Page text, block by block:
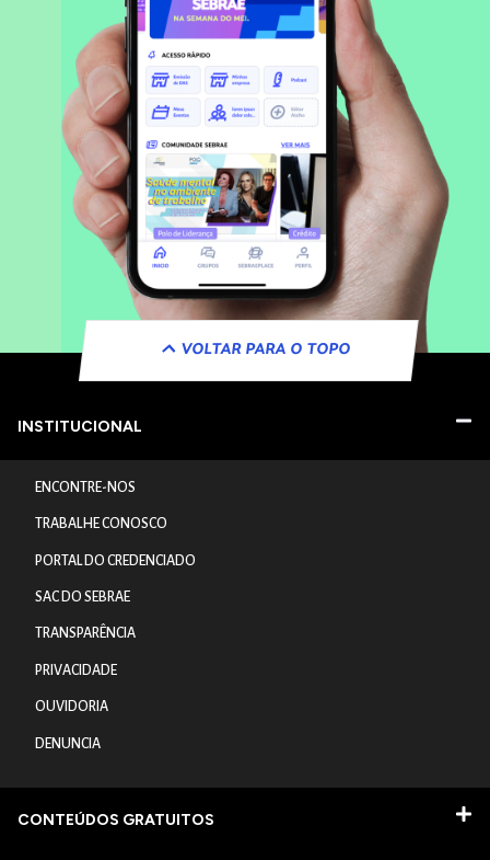
VOLTAR PARA O TOPO
INSTITUCIONAL
ENCONTRE-NOS
TRABALHE CONOSCO
PORTAL DO CREDENCIADO
SAC DO SEBRAE
TRANSPARÊNCIA
PRIVACIDADE
OUVIDORIA
DENUNCIA
CONTEÚDOS GRATUITOS